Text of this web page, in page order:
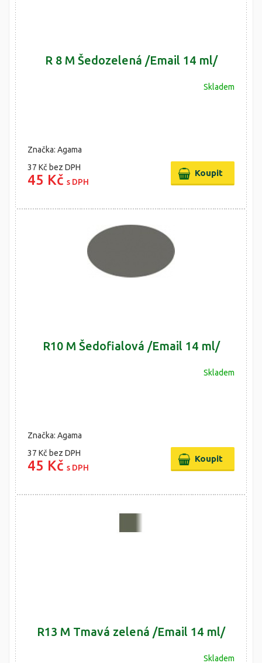
R 8 M Šedozelená /Email 14 ml/
Skladem
Značka: Agama
37 Kč bez DPH
45 Kč s DPH
R10 M Šedofialová /Email 14 ml/
Skladem
Značka: Agama
37 Kč bez DPH
45 Kč s DPH
R13 M Tmavá zelená /Email 14 ml/
Skladem